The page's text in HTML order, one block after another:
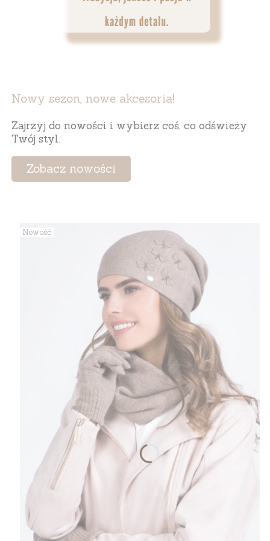
Nowy sezon, nowe akcesoria!
Zajrzyj do nowości i wybierz coś, co odświeży
Twój styl.
Zobacz nowości
Nowość